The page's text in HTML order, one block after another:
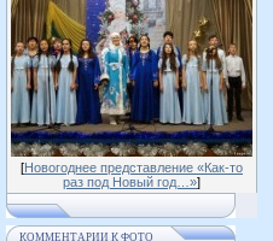
[Новогоднее представление «Как-то
раз под Новый год…»]
КОММЕНТАРИИ К ФОТО